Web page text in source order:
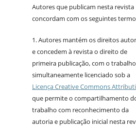
Autores que publicam nesta revista
concordam com os seguintes
1. Autores mantém os direitos
e concedem à revista o direito de
primeira publicação, com o trabalho
simultaneamente licenciado sob a
Licença Creative Commons
que permite o compartilhamento
trabalho com reconhecimento da
autoria e publicação inicial nesta